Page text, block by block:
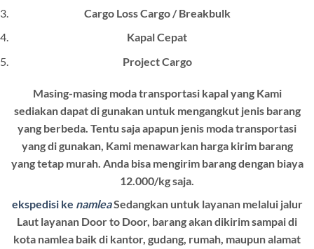
Cargo Loss Cargo / Breakbulk
Kapal Cepat
Project Cargo
Masing-masing moda transportasi kapal yang Kami
sediakan dapat di gunakan untuk mengangkut jenis barang
yang berbeda. Tentu saja apapun jenis moda transportasi
yang di gunakan, Kami menawarkan harga kirim barang
yang tetap murah. Anda bisa mengirim barang dengan biaya
12.000/kg saja.
ekspedisi ke namleaSedangkan untuk layanan melalui jalur
Laut layanan Door to Door, barang akan dikirim sampai di
kota namlea baik di kantor, gudang, rumah, maupun alamat